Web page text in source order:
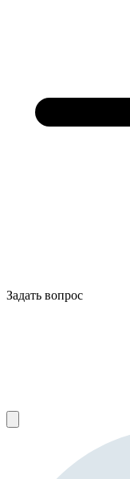
Задать вопрос